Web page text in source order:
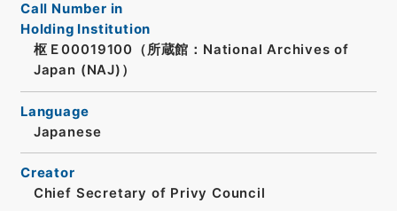
Call Number in
Holding Institution
枢Ｅ00019100（所蔵館：National Archives of
Japan (NAJ)）
Language
Japanese
Creator
Chief Secretary of Privy Council